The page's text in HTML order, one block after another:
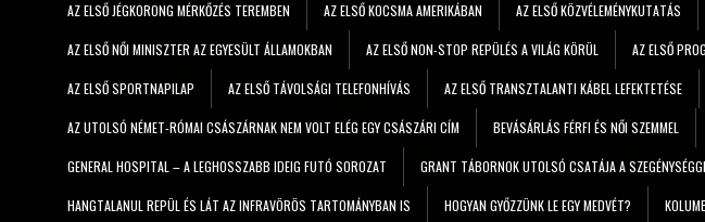
AZ ELSŐ JÉGKORONG MÉRKŐZÉS TEREMBEN AZ ELSŐ KOCSMA AMERIKÁBAN AZ ELSŐ KÖZVÉLEMÉNYKUTATÁS
AZ ELSŐ NŐI MINISZTER AZ EGYESÜLT ÁLLAMOKBAN AZ ELSŐ NON-STOP REPÜLÉS A VILÁG KÖRÜL AZ ELSŐ
AZ ELSŐ SPORTNAPILAP AZ ELSŐ TÁVOLSÁGI TELEFONHÍVÁS AZ ELSŐ TRANSZTALANTI KÁBEL LEFEKTETÉSE
AZ UTOLSÓ NÉMET-RÓMAI CSÁSZÁRNAK NEM VOLT ELÉG EGY CSÁSZÁRI CÍM BEVÁSÁRLÁS FÉRFI ÉS NŐI SZEMMEL
GENERAL HOSPITAL – A LEGHOSSZABB IDEIG FUTÓ SOROZAT GRANT TÁBORNOK UTOLSÓ CSATÁJA A
HANGTALANUL REPÜL ÉS LÁT AZ INFRAVÖRÖS TARTOMÁNYBAN IS HOGYAN GYŐZZÜNK LE EGY MEDVÉT?